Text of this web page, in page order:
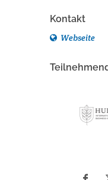
Kontakt
Webseite